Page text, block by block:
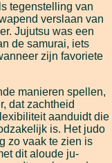
tegenstelling van
verslaan van
Jujutsu was een
de samurai, iets
zijn favoriete
manieren spellen,
dat zachtheid
aanduidt die
is. Het judo
zo vaak te zien is
dit aloude ju-